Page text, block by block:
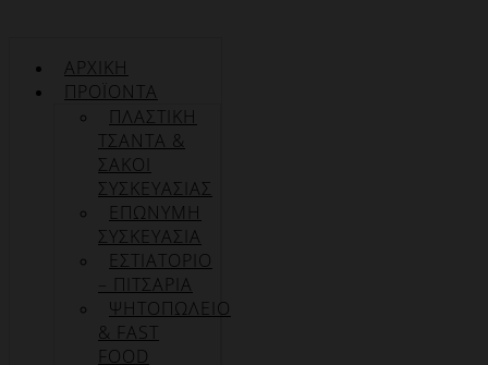
ΑΡΧΙΚΉ
ΠΡΟΪΌΝΤΑ
ΠΛΑΣΤΙΚΗ
ΤΣΑΝΤΑ &
ΣΑΚΟΙ
ΣΥΣΚΕΥΑΣΙΑΣ
ΕΠΏΝΥΜΗ
ΣΥΣΚΕΥΑΣΊΑ
ΕΣΤΙΑΤΟΡΙΟ
– ΠΙΤΣΑΡΙΑ
ΨΗΤΟΠΩΛΕΙΟ
& FAST
FOOD